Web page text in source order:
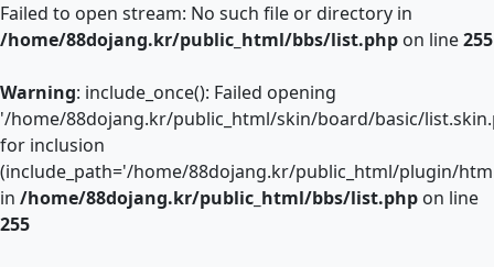
Failed to open stream: No such file or directory in
/home/88dojang.kr/public_html/bbs/list.php on line255
Warning: include_once(): Failed opening
'/home/88dojang.kr/public_html/skin/board/basic/
for inclusion
(include_path='/home/88dojang.kr/public_html/plugin/
in /home/88dojang.kr/public_html/bbs/list.php on line
255